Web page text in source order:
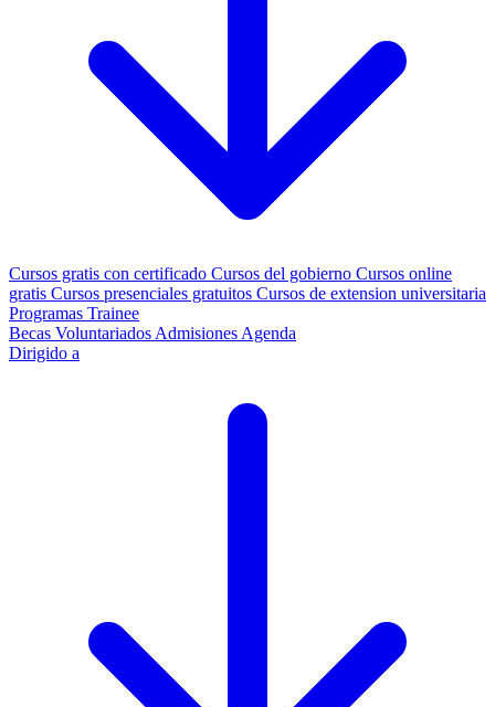
Cursos gratis con certificado Cursos del gobierno Cursos online
gratis Cursos presenciales gratuitos Cursos de extension universitaria
Programas Trainee
Becas Voluntariados Admisiones Agenda
Dirigido a